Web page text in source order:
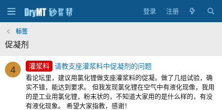
登录 注册
标签
促凝剂
4 灌浆料 请教支座灌浆料中促凝剂的问题
看论坛里，建议用氯化锂做支座灌浆料的促凝。做了几组试验，确
实不错，能达到要求。 但我发现氯化锂在空气中有液化现像，我用
的是工业用氯化锂，粉末状的，不知道大家用的是什么样的，有没
有液化现象。 希望大家指教，感谢！